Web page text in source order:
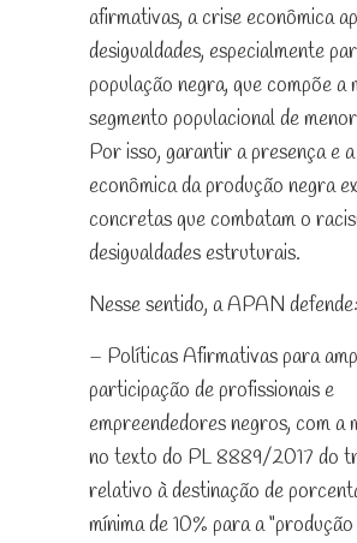
afirmativas, a crise econômica
desigualdades, especialmente
população negra, que compõe a
segmento populacional de
Por isso, garantir a presença e
econômica da produção negra
concretas que combatam o
desigualdades estruturais.
Nesse sentido, a APAN defende:
– Políticas Afirmativas para
participação de profissionais e
empreendedores negros, com a
no texto do PL 8889/2017 do
relativo à destinação de
mínima de 10% para a